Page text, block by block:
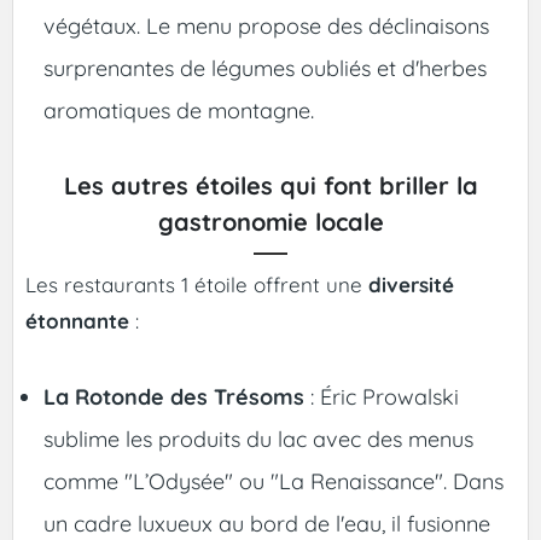
végétaux. Le menu propose des déclinaisons
surprenantes de légumes oubliés et d'herbes
aromatiques de montagne.
Les autres étoiles qui font briller la
gastronomie locale
Les restaurants 1 étoile offrent une diversité
étonnante :
La Rotonde des Trésoms : Éric Prowalski
sublime les produits du lac avec des menus
comme "L’Odysée" ou "La Renaissance". Dans
un cadre luxueux au bord de l'eau, il fusionne